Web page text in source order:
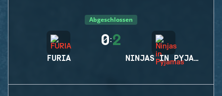
Abgeschlossen
FURIA
0:2
NINJAS IN PYJAMAS